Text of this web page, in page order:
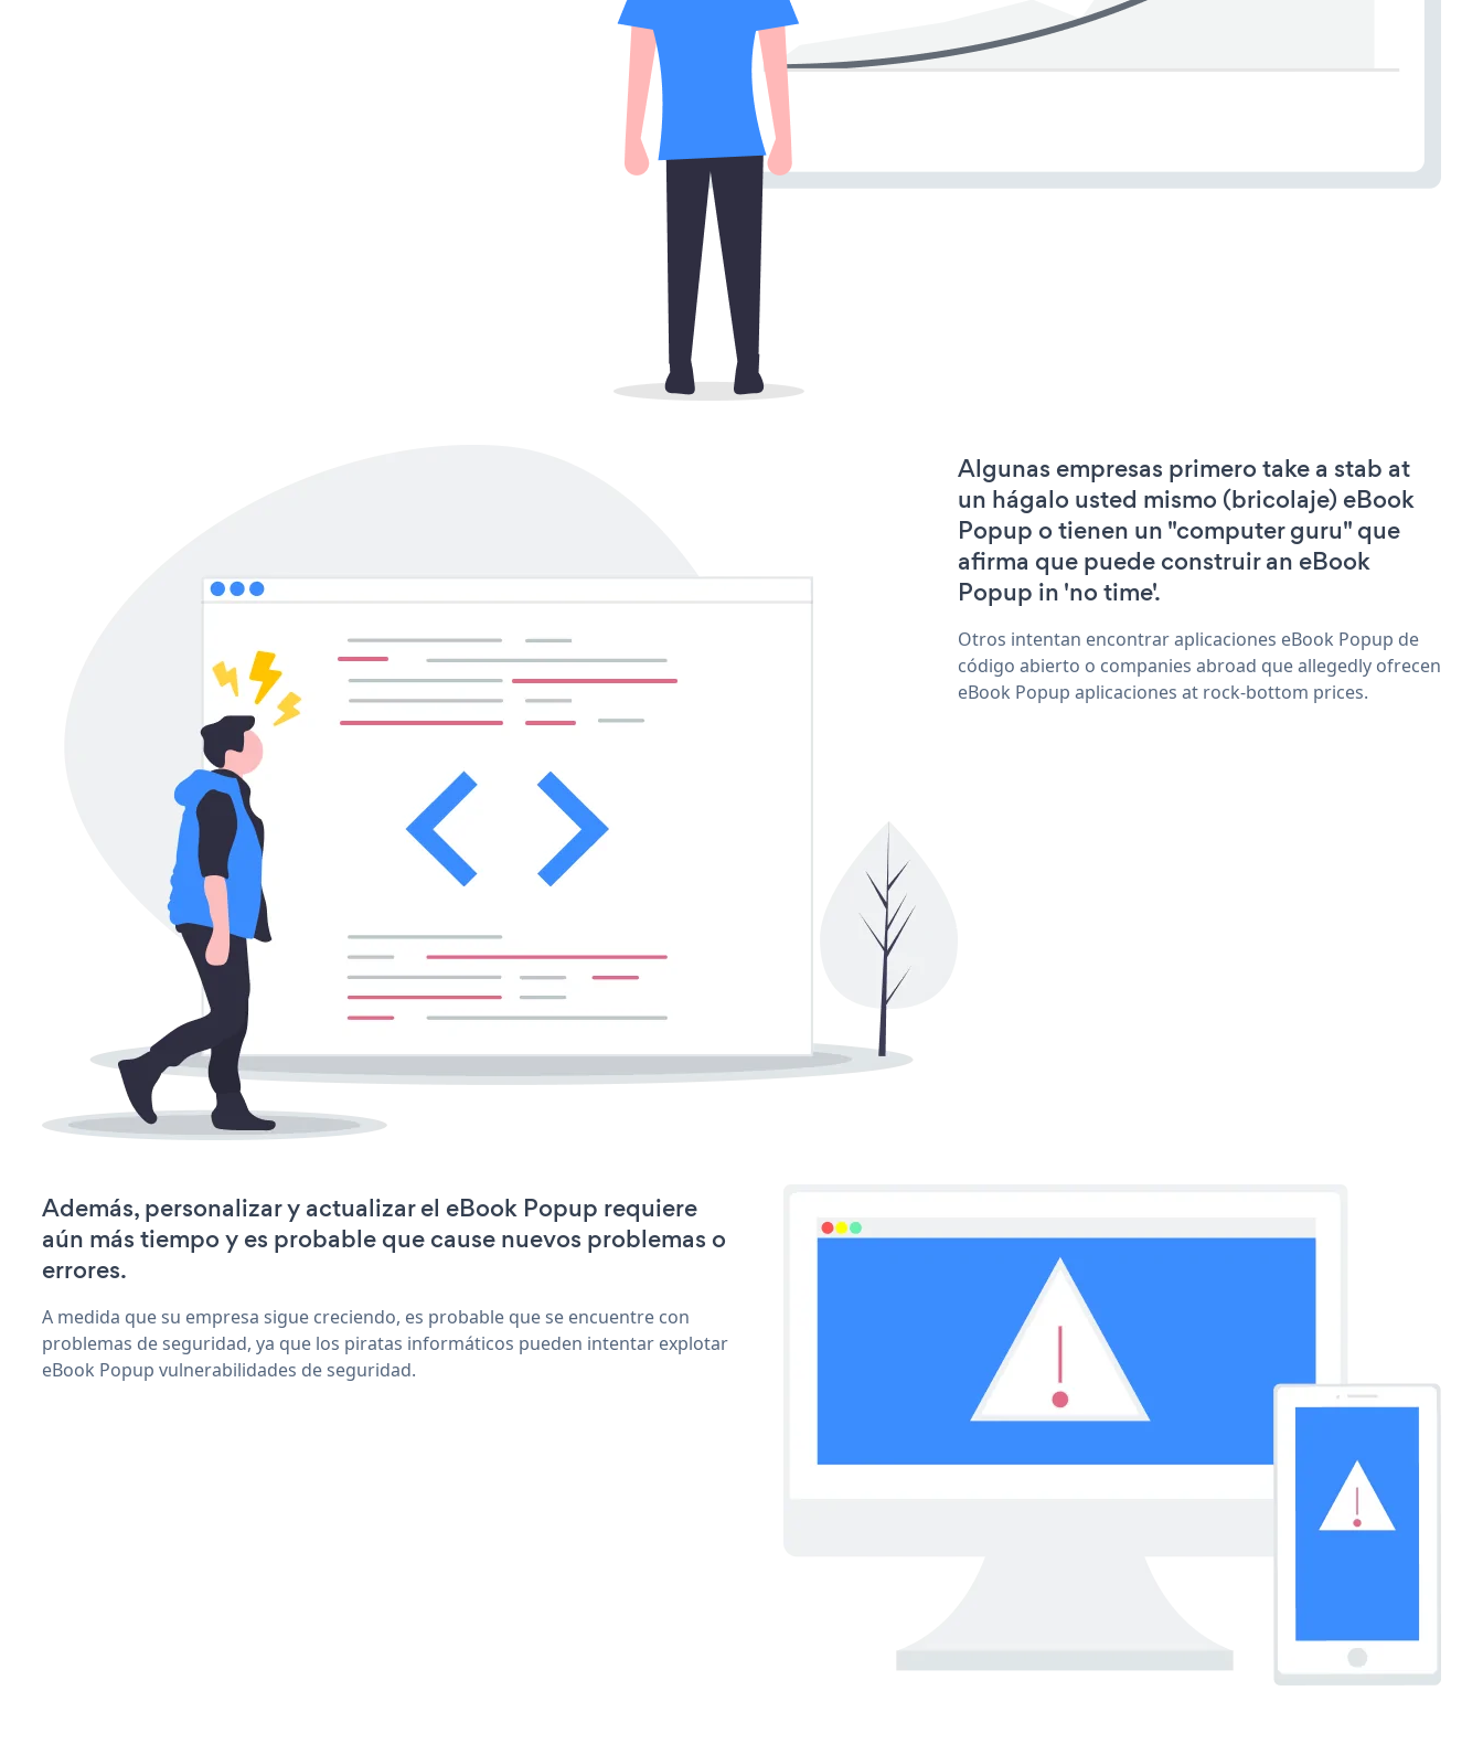
Algunas empresas primero take a stab at
un hágalo usted mismo (bricolaje) eBook
Popup o tienen un "computer guru" que
afirma que puede construir an eBook
Popup in 'no time'.
Otros intentan encontrar aplicaciones eBook Popup de
código abierto o companies abroad que allegedly ofrecen
eBook Popup aplicaciones at rock-bottom prices.
Además, personalizar y actualizar el eBook Popup requiere
aún más tiempo y es probable que cause nuevos problemas o
errores.
A medida que su empresa sigue creciendo, es probable que se encuentre con
problemas de seguridad, ya que los piratas informáticos pueden intentar explotar
eBook Popup vulnerabilidades de seguridad.